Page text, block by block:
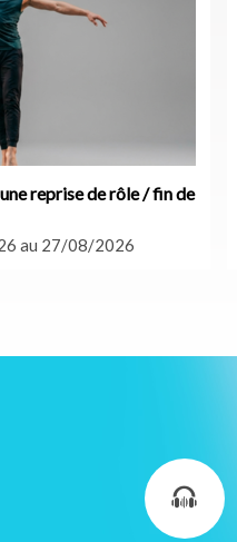
reprise de rôle / fin de
au 27/08/2026